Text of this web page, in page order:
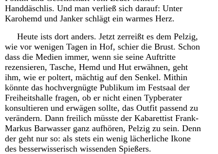
Handdäschlis. Und man verließ sich darauf: Unter
Karohemd und Janker schlägt ein warmes Herz.
Heute ists dort anders. Jetzt zerreißt es dem Pelzig,
wie vor wenigen Tagen in Hof, schier die Brust. Schon
dass die Medien immer, wenn sie seine Auftritte
rezensieren, Tasche, Hemd und Hut erwähnen, geht
ihm, wie er poltert, mächtig auf den Senkel. Mithin
könnte das hochvergnügte Publikum im Festsaal der
Freiheitshalle fragen, ob er nicht einen Typberater
konsultieren und erwägen sollte, das Outfit passend zu
verändern. Dann freilich müsste der Kabarettist Frank-
Markus Barwasser ganz aufhören, Pelzig zu sein. Denn
der geht nur so: als stets ein wenig lächerliche Ikone
des besserwisserisch wissenden Spießers.